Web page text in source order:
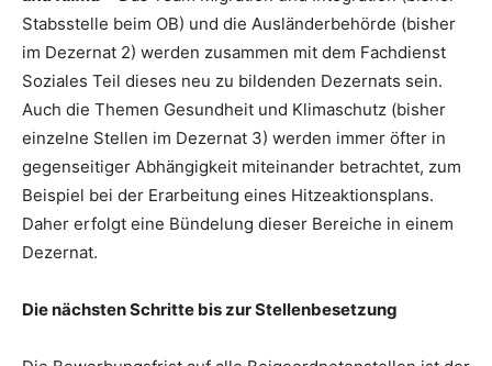
Stabsstelle beim OB) und die Ausländerbehörde (bisher
im Dezernat 2) werden zusammen mit dem Fachdienst
Soziales Teil dieses neu zu bildenden Dezernats sein.
Auch die Themen Gesundheit und Klimaschutz (bisher
einzelne Stellen im Dezernat 3) werden immer öfter in
gegenseitiger Abhängigkeit miteinander betrachtet, zum
Beispiel bei der Erarbeitung eines Hitzeaktionsplans.
Daher erfolgt eine Bündelung dieser Bereiche in einem
Dezernat.
Die nächsten Schritte bis zur Stellenbesetzung